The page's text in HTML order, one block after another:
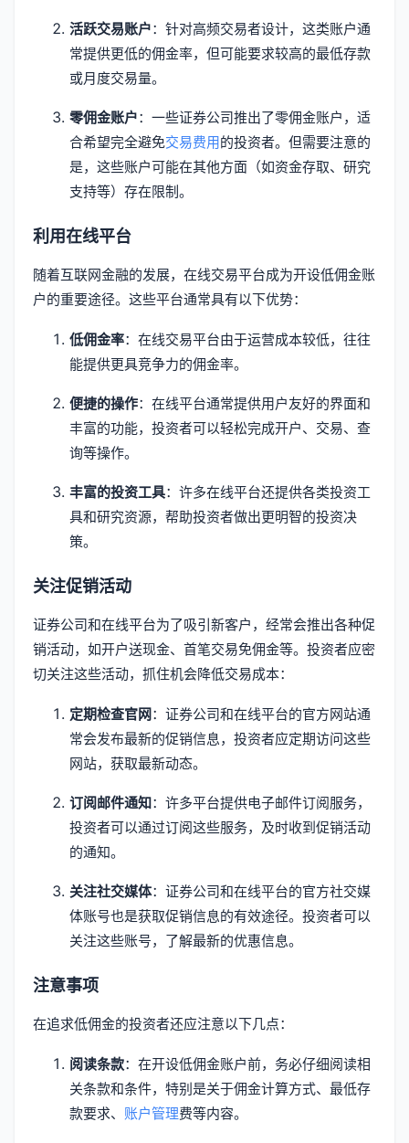
活跃交易账户：针对高频交易者设计，这类账户通
常提供更低的佣金率，但可能要求较高的最低存款
或月度交易量。
零佣金账户：一些证券公司推出了零佣金账户，适
合希望完全避免交易费用的投资者。但需要注意的
是，这些账户可能在其他方面（如资金存取、研究
支持等）存在限制。
利用在线平台
随着互联网金融的发展，在线交易平台成为开设低佣金账
户的重要途径。这些平台通常具有以下优势：
低佣金率：在线交易平台由于运营成本较低，往往
能提供更具竞争力的佣金率。
便捷的操作：在线平台通常提供用户友好的界面和
丰富的功能，投资者可以轻松完成开户、交易、查
询等操作。
丰富的投资工具：许多在线平台还提供各类投资工
具和研究资源，帮助投资者做出更明智的投资决
策。
关注促销活动
证券公司和在线平台为了吸引新客户，经常会推出各种促
销活动，如开户送现金、首笔交易免佣金等。投资者应密
切关注这些活动，抓住机会降低交易成本：
定期检查官网 ：证券公司和在线平台的官方网站通
常会发布最新的促销信息，投资者应定期访问这些
网站，获取最新动态。
订阅邮件通知：许多平台提供电子邮件订阅服务，
投资者可以通过订阅这些服务，及时收到促销活动
的通知。
关注社交媒体：证券公司和在线平台的官方社交媒
体账号也是获取促销信息的有效途径。投资者可以
关注这些账号，了解最新的优惠信息。
注意事项
在追求低佣金的投资者还应注意以下几点：
阅读条款：在开设低佣金账户前，务必仔细阅读相
关条款和条件，特别是关于佣金计算方式、最低存
款要求、 账户管理费等内容。